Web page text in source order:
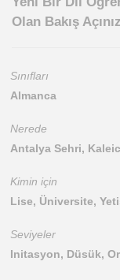
Olan Bakış
Sınıfları
Almanca
Nerede
Antalya Sehri,
Kimin için
Lise, Üniversite,
Seviyeler
Initasyon, Düsük,